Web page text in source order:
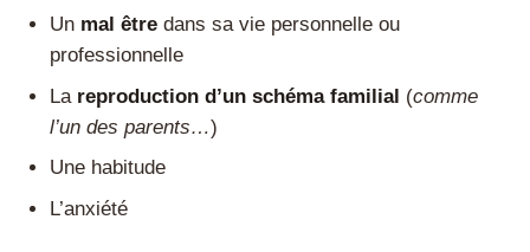
Un mal être dans sa vie personnelle ou
professionnelle
La reproduction d’un schéma familial (comme
l’un des parents…)
Une habitude
L’anxiété